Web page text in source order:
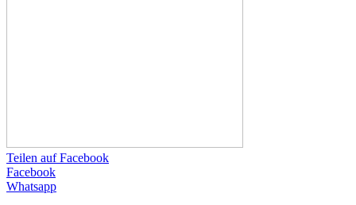
Teilen auf Facebook
Facebook
Whatsapp